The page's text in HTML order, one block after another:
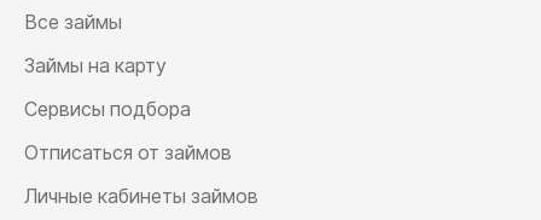
Все займы
Займы на карту
Сервисы подбора
Отписаться от займов
Личные кабинеты займов